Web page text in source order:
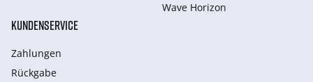
Wave Horizon
KUNDENSERVICE
Zahlungen
Rückgabe